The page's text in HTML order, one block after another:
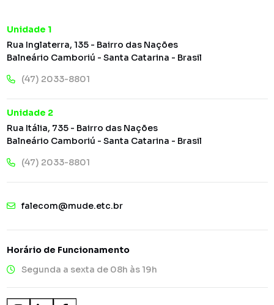
Unidade 1
Rua Inglaterra, 135 - Bairro das Nações
Balneário Camboriú - Santa Catarina - Brasil
(47) 2033-8801
Unidade 2
Rua Itália, 735 - Bairro das Nações
Balneário Camboriú - Santa Catarina - Brasil
(47) 2033-8801
falecom@mude.etc.br
Horário de Funcionamento
Segunda a sexta de 08h às 19h